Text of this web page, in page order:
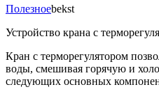
Полезноеbekst
Устройство крана с
Кран с терморегулятором
воды, смешивая горячую и
следующих основных